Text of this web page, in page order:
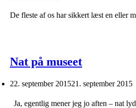
De fleste af os har sikkert læst en eller
Nat på museet
22. september 201521. september 2015
Ja, egentlig mener jeg jo aften – nat